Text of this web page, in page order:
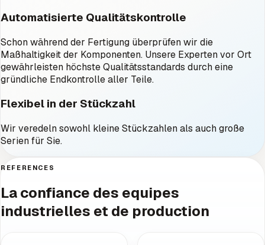
Automatisierte Qualitätskontrolle
Schon während der Fertigung überprüfen wir die
Maßhaltigkeit der Komponenten. Unsere Experten vor Ort
gewährleisten höchste Qualitätsstandards durch eine
gründliche Endkontrolle aller Teile.
Flexibel in der Stückzahl
Wir veredeln sowohl kleine Stückzahlen als auch große
Serien für Sie.
REFERENCES
La confiance des equipes
industrielles et de production